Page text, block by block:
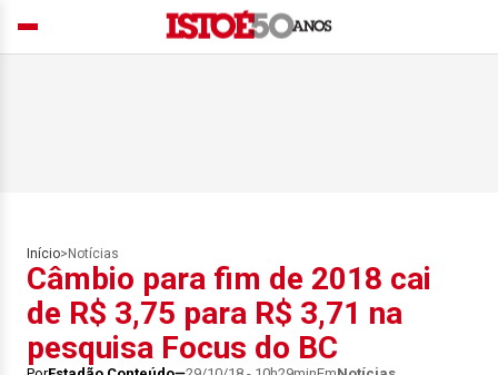
Início> Notícias
Câmbio para fim de 2018 cai
de R$ 3,75 para R$ 3,71 na
pesquisa Focus do BC